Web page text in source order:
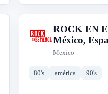
R
ROCK EN
México,
Mexico
80's américa 90's